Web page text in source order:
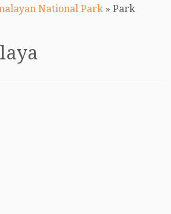
National Park » Park